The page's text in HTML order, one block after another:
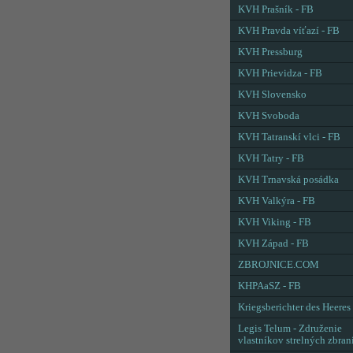
KVH Prašník - FB
KVH Pravda víťazí - FB
KVH Pressburg
KVH Prievidza - FB
KVH Slovensko
KVH Svoboda
KVH Tatranskí vlci - FB
KVH Tatry - FB
KVH Trnavská posádka
KVH Valkýra - FB
KVH Viking - FB
KVH Západ - FB
ZBROJNICE.COM
KHPAaSZ - FB
Kriegsberichter des Heeres
Legis Telum - Združenie
vlastníkov strelných